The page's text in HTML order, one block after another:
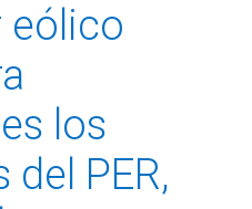
eólico
los
PER,